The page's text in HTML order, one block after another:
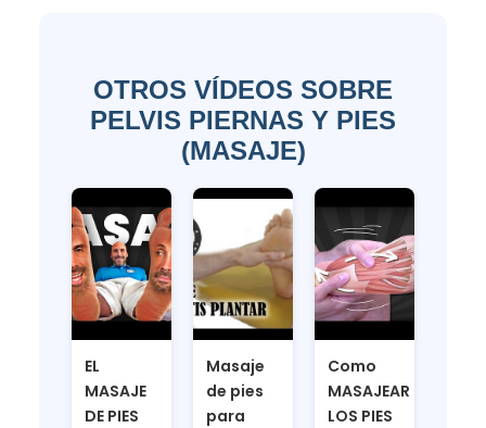
OTROS VÍDEOS SOBRE
PELVIS PIERNAS Y PIES
(MASAJE)
EL
MASAJE
DE PIES
Masaje
de pies
para
Como
MASAJEAR
LOS PIES